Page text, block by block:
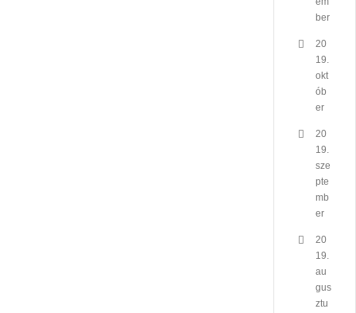
ber
20
19.
okt
ób
er
20
19.
sze
pte
mb
er
20
19.
au
gus
ztu